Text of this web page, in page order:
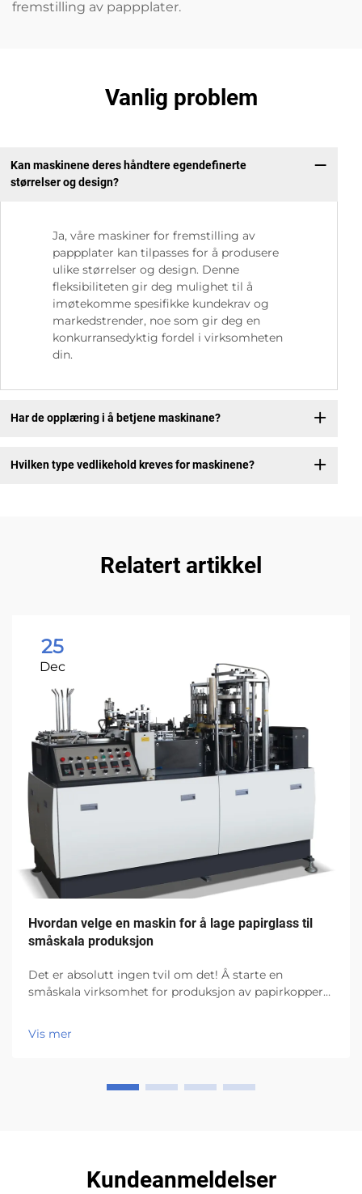
fremstilling av pappplater.
Vanlig problem
Kan maskinene deres håndtere egendefinerte
størrelser og design?
Ja, våre maskiner for fremstilling av
pappplater kan tilpasses for å produsere
ulike størrelser og design. Denne
fleksibiliteten gir deg mulighet til å
imøtekomme spesifikke kundekrav og
markedstrender, noe som gir deg en
konkurransedyktig fordel i virksomheten
din.
Har de opplæring i å betjene maskinane?
Hvilken type vedlikehold kreves for maskinene?
Relatert artikkel
25
Dec
Hvordan velge en maskin for å lage papirglass til
småskala produksjon
Det er absolutt ingen tvil om det! Å starte en
småskala virksomhet for produksjon av papirkopper
på, er hvilken maskin for å lage papirkopper du skal
bruke. Det er den viktigste utstyret en...
Vis mer
Kundeanmeldelser